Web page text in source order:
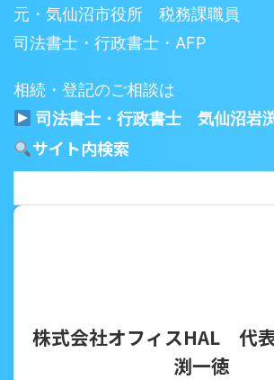
元・気仙沼市役所 税務課職員
司法書士・行政書士・AFP
相続・登記のご相談は
司法書士・行政書士 気仙沼岩
サイト内検索
株式会社オフィスHAL 代
渕一徳